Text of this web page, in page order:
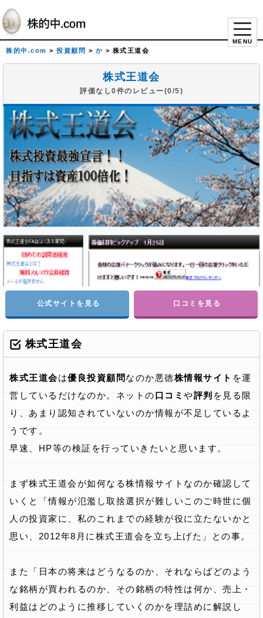
MENU
株的中.com > 投資顧問 > か > 株式王道会
株式王道会
評価なし0件のレビュー(0/5)
公式サイトを見る 口コミを見る
株式王道会
株式王道会は優良投資顧問 なのか悪徳株情報サイト を運
営しているだけなのか。ネットの口コミ や評判 を見る限
り、あまり認知されていないのか情報が不足しているよ
うです。
早速、HP等の検証を行っていきたいと思います。
まず株式王道会が如何なる株情報サイトなのか確認して
いくと「情報が氾濫し取捨選択が難しいこのご時世に個
人の投資家に、私のこれまでの経験が役に立たないかと
思い、2012年8月に株式王道会を立ち上げた」との事。
また「日本の将来はどうなるのか、それならばどのよう
な銘柄が買われるのか、その銘柄の特性は何か、売上・
利益はどのように推移していくのかを理詰めに解説し